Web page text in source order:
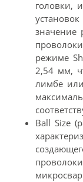
головки,
значение
режиме
2,54 мм,
лимбе
Ball Size